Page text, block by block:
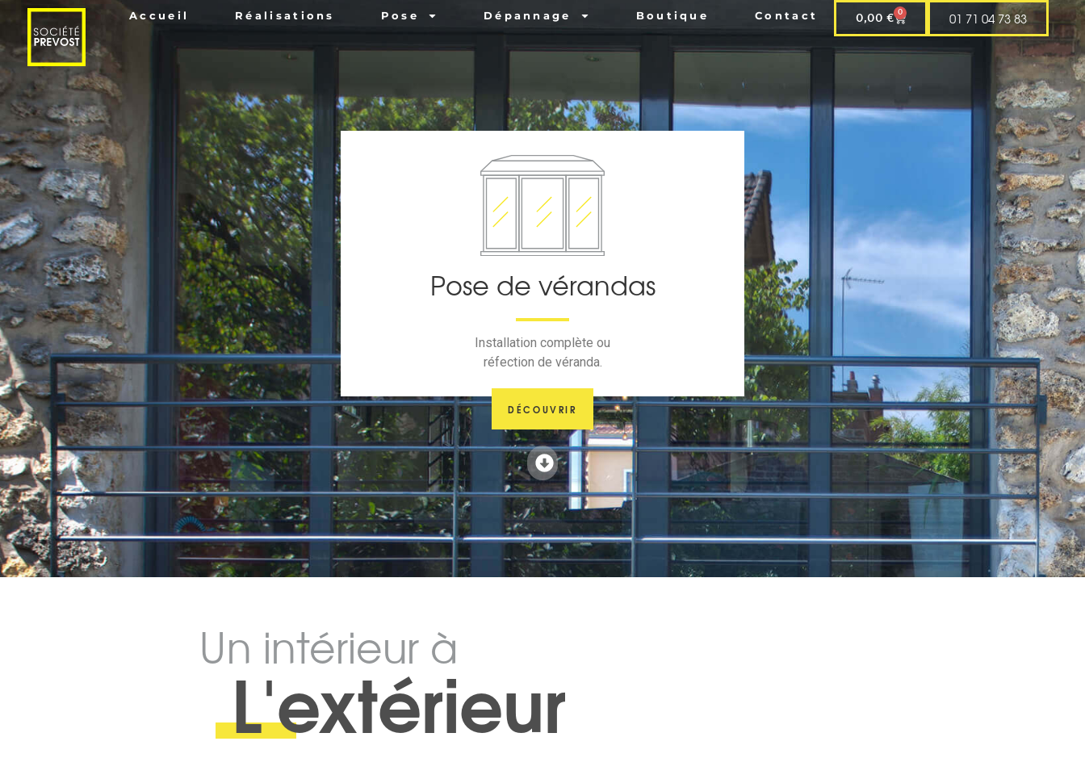
Accueil Réalisations Pose Dépannage Boutique Contact 0,00€ 0 01 71 04 73 83
Pose de vérandas
Installation complète ou
réfection de véranda.
DÉCOUVRIR
Un intérieur à
L'extérieur